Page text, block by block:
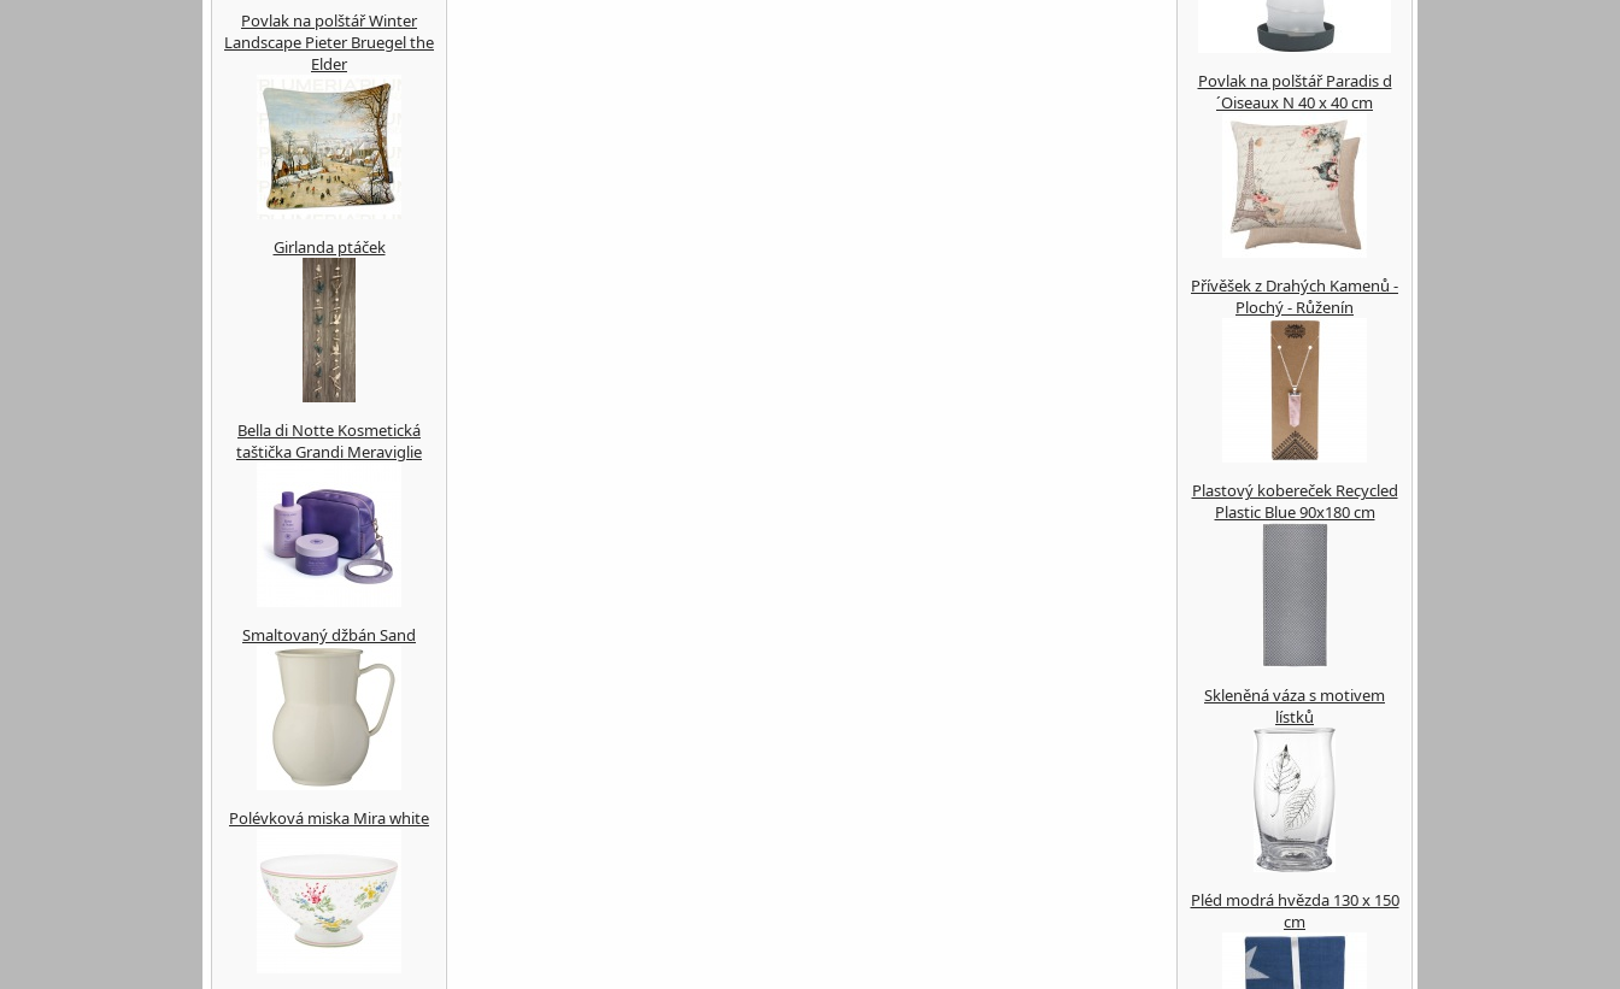
Povlak na polštář Winter
Landscape Pieter Bruegel the
Elder
Girlanda ptáček
Bella di Notte Kosmetická
taštička Grandi Meraviglie
Smaltovaný džbán Sand
Polévková miska Mira white
Povlak na polštář Paradis d
´Oiseaux N 40 x 40 cm
Přívěšek z Drahých Kamenů -
Plochý - Růženín
Plastový kobereček Recycled
Plastic Blue 90x180 cm
Skleněná váza s motivem
lístků
Pléd modrá hvězda 130 x 150
cm